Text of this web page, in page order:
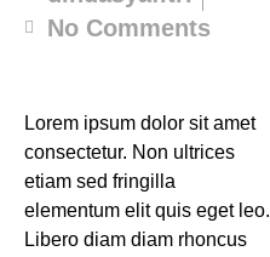
No Comments
Lorem ipsum dolor sit amet
consectetur. Non ultrices
etiam sed fringilla
elementum elit quis eget leo.
Libero diam diam rhoncus